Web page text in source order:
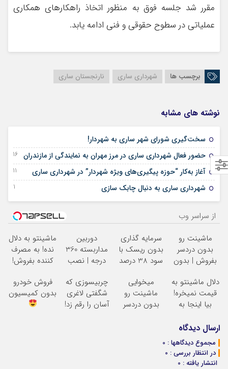
مقرر شد جلسه فوق به منظور اتخاذ راهکارهای همکاری
عملیاتی در سطوح حقوقی و فنی ادامه یابد.
برچسب ها شهرداری ساری نارنجستان ساری
نوشته های مشابه
سخت‌گیری شورای شهر ساری به شهردار!
حضور فعال شهرداری ساری در مرز مهران به نمایندگی از مازندران 16 آگوست 2025
آغاز به‌کار “حوزه پیگیری‌های ویژه شهردار” در شهرداری ساری 11 آگوست 2025
شهرداری ساری به دنبال چابک سازی 21 جولای 2025
از سراسر وب
ماشینت رو
بدون دردسر
بفروش | بدون
سرمایه گذاری
بدون ریسک با
سود 38 درصد
دوربین
مداربسته 360
درجه | نصب
ماشینتو به دلال
نده! به مصرف
کننده بفروش!
یک تماس
دلال ماشینتو به
قیمت نمیخره!
بیا اینجا به
بفروش*فقط
خریدار واقعی*
میخوایی
ماشینت رو
بدون دردسر
چربیسوزی که
شگفتی لاغری
آسان را رقم زد!
فروش خودرو
بدون کمیسیون
ارسال دیدگاه
مجموع دیدگاهها : 0
در انتظار بررسی : 0
انتشار یافته : 0